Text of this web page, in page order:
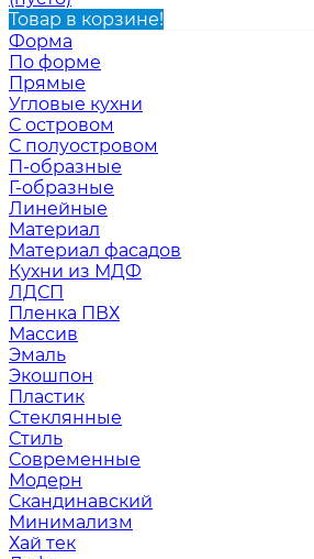
Товар в корзине!
Форма
По форме
Прямые
Угловые кухни
С островом
С полуостровом
П-образные
Г-образные
Линейные
Материал
Материал фасадов
Кухни из МДФ
ЛДСП
Пленка ПВХ
Массив
Эмаль
Экошпон
Пластик
Стеклянные
Стиль
Современные
Модерн
Скандинавский
Минимализм
Хай тек